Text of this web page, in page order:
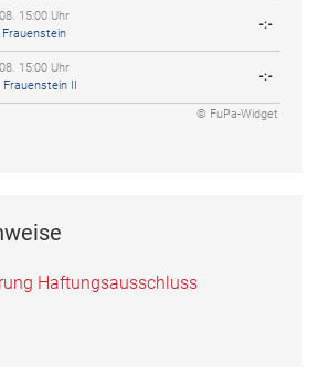
15:00 Uhr
Frauenstein
-:-
15:00 Uhr
Frauenstein II
-:-
© FuPa-Widget
Haftungsausschluss